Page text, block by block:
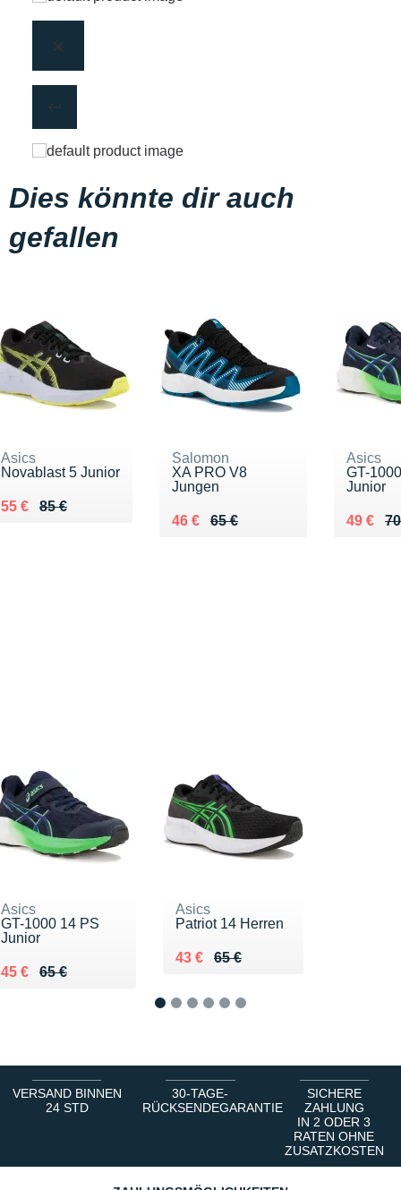
Dies könnte dir auch
gefallen
Asics
Novablast 5 Junior
85 €
Au lieu de 85 €
55 €
Vendu 55 €
Salomon
XA PRO V8
Jungen
65 €
Au lieu de 65 €
46 €
Vendu 46 €
Asics
GT-
Junior
Au lieu
49 €
Vendu
Asics
GT-1000 14 PS
Junior
65 €
Au lieu de 65 €
45 €
Vendu 45 €
Asics
Patriot 14 Herren
65 €
Au lieu de 65 €
43 €
Vendu 43 €
VERSAND BINNEN
24 STD
30-TAGE-
RÜCKSENDEGARANTIE
SICHERE
ZAHLUNG
IN 2 ODER 3
RATEN OHNE
ZUSATZKOSTEN